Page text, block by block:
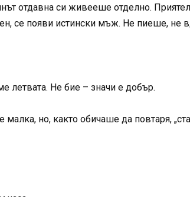
отдавна си живееше отделно.
се появи истински мъж. Не пиеше, не
летвата. Не бие – значи е добър.
малка, но, както обичаше да повтаря,